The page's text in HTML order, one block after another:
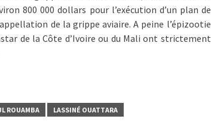
800 000 dollars pour l’exécution d’un plan de
de la grippe aviaire. A peine l’épizootie
de la Côte d’Ivoire ou du Mali ont strictement
ROUAMBA LASSINÉ OUATTARA